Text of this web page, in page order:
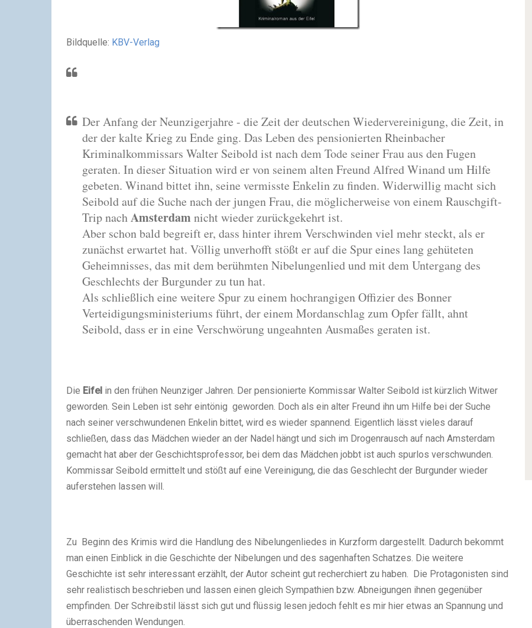
Bildquelle: KBV-Verlag
Der Anfang der Neunzigerjahre - die Zeit der deutschen Wiedervereinigung, die Zeit, in
der der kalte Krieg zu Ende ging. Das Leben des pensionierten Rheinbacher
Kriminalkommissars Walter Seibold ist nach dem Tode seiner Frau aus den Fugen
geraten. In dieser Situation wird er von seinem alten Freund Alfred Winand um Hilfe
gebeten. Winand bittet ihn, seine vermisste Enkelin zu finden. Widerwillig macht sich
Seibold auf die Suche nach der jungen Frau, die möglicherweise von einem Rauschgift-
Trip nachAmsterdam nicht wieder zurückgekehrt ist.
Aber schon bald begreift er, dass hinter ihrem Verschwinden viel mehr steckt, als er
zunächst erwartet hat. Völlig unverhofft stößt er auf die Spur eines lang gehüteten
Geheimnisses, das mit dem berühmten Nibelungenlied und mit dem Untergang des
Geschlechts der Burgunder zu tun hat.
Als schließlich eine weitere Spur zu einem hochrangigen Offizier des Bonner
Verteidigungsministeriums führt, der einem Mordanschlag zum Opfer fällt, ahnt
Seibold, dass er in eine Verschwörung ungeahnten Ausmaßes geraten ist.
Die Eifel in den frühen Neunziger Jahren. Der pensionierte Kommissar Walter Seibold ist kürzlich Witwer
geworden. Sein Leben ist sehr eintönig geworden. Doch als ein alter Freund ihn um Hilfe bei der Suche
nach seiner verschwundenen Enkelin bittet, wird es wieder spannend. Eigentlich lässt vieles darauf
schließen, dass das Mädchen wieder an der Nadel hängt und sich im Drogenrausch auf nach Amsterdam
gemacht hat aber der Geschichtsprofessor, bei dem das Mädchen jobbt ist auch spurlos verschwunden.
Kommissar Seibold ermittelt und stößt auf eine Vereinigung, die das Geschlecht der Burgunder wieder
auferstehen lassen will.
Zu Beginn des Krimis wird die Handlung des Nibelungenliedes in Kurzform dargestellt. Dadurch bekommt
man einen Einblick in die Geschichte der Nibelungen und des sagenhaften Schatzes. Die weitere
Geschichte ist sehr interessant erzählt, der Autor scheint gut recherchiert zu haben. Die Protagonisten sind
sehr realistisch beschrieben und lassen einen gleich Sympathien bzw. Abneigungen ihnen gegenüber
empfinden. Der Schreibstil lässt sich gut und flüssig lesen jedoch fehlt es mir hier etwas an Spannung und
überraschenden Wendungen.